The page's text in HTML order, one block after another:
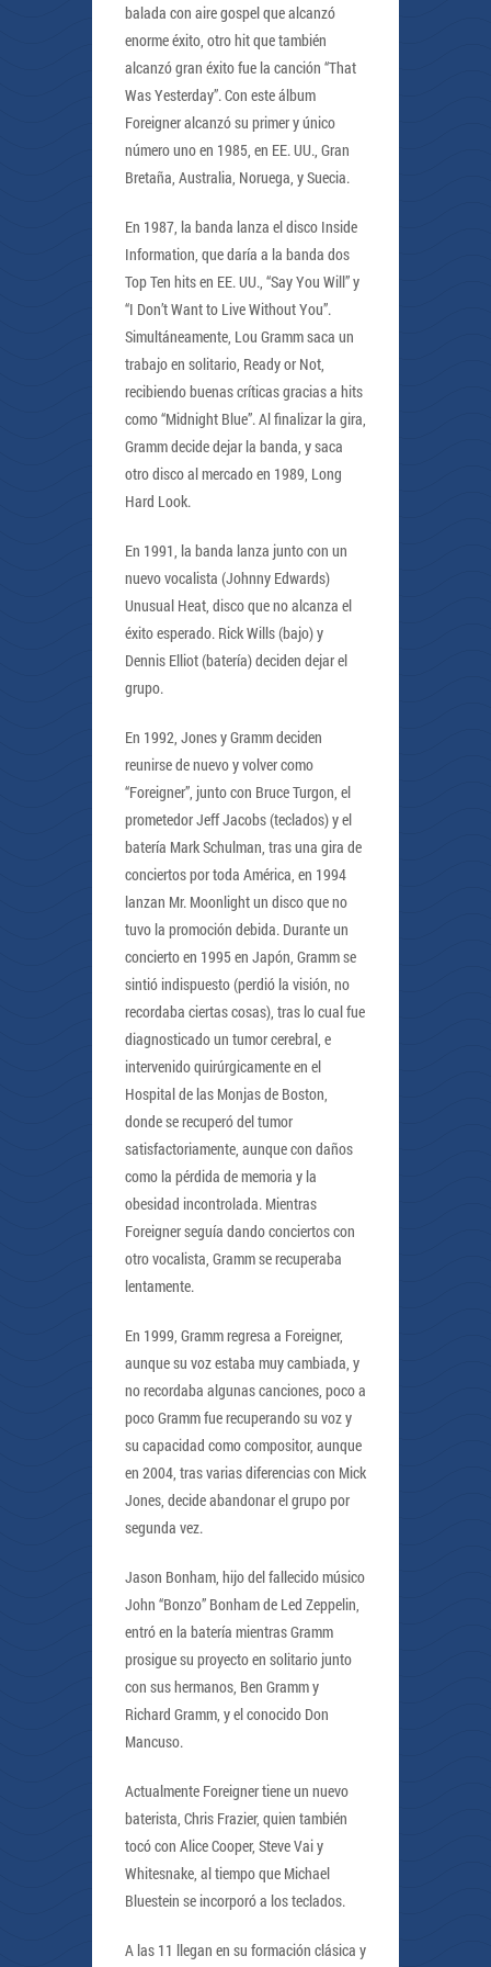
balada con aire gospel que alcanzó
enorme éxito, otro hit que también
alcanzó gran éxito fue la canción “That
Was Yesterday”. Con este álbum
Foreigner alcanzó su primer y único
número uno en 1985, en EE. UU., Gran
Bretaña, Australia, Noruega, y Suecia.
En 1987, la banda lanza el disco Inside
Information, que daría a la banda dos
Top Ten hits en EE. UU., “Say You Will” y
“I Don’t Want to Live Without You”.
Simultáneamente, Lou Gramm saca un
trabajo en solitario, Ready or Not,
recibiendo buenas críticas gracias a hits
como “Midnight Blue”. Al finalizar la gira,
Gramm decide dejar la banda, y saca
otro disco al mercado en 1989, Long
Hard Look.
En 1991, la banda lanza junto con un
nuevo vocalista (Johnny Edwards)
Unusual Heat, disco que no alcanza el
éxito esperado. Rick Wills (bajo) y
Dennis Elliot (batería) deciden dejar el
grupo.
En 1992, Jones y Gramm deciden
reunirse de nuevo y volver como
“Foreigner”, junto con Bruce Turgon, el
prometedor Jeff Jacobs (teclados) y el
batería Mark Schulman, tras una gira de
conciertos por toda América, en 1994
lanzan Mr. Moonlight un disco que no
tuvo la promoción debida. Durante un
concierto en 1995 en Japón, Gramm se
sintió indispuesto (perdió la visión, no
recordaba ciertas cosas), tras lo cual fue
diagnosticado un tumor cerebral, e
intervenido quirúrgicamente en el
Hospital de las Monjas de Boston,
donde se recuperó del tumor
satisfactoriamente, aunque con daños
como la pérdida de memoria y la
obesidad incontrolada. Mientras
Foreigner seguía dando conciertos con
otro vocalista, Gramm se recuperaba
lentamente.
En 1999, Gramm regresa a Foreigner,
aunque su voz estaba muy cambiada, y
no recordaba algunas canciones, poco a
poco Gramm fue recuperando su voz y
su capacidad como compositor, aunque
en 2004, tras varias diferencias con Mick
Jones, decide abandonar el grupo por
segunda vez.
Jason Bonham, hijo del fallecido músico
John “Bonzo” Bonham de Led Zeppelin,
entró en la batería mientras Gramm
prosigue su proyecto en solitario junto
con sus hermanos, Ben Gramm y
Richard Gramm, y el conocido Don
Mancuso.
Actualmente Foreigner tiene un nuevo
baterista, Chris Frazier, quien también
tocó con Alice Cooper, Steve Vai y
Whitesnake, al tiempo que Michael
Bluestein se incorporó a los teclados.
A las 11 llegan en su formación clásica y